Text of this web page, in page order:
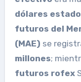
dólares
futuros del
(MAE) se
millones;
futuros rofex